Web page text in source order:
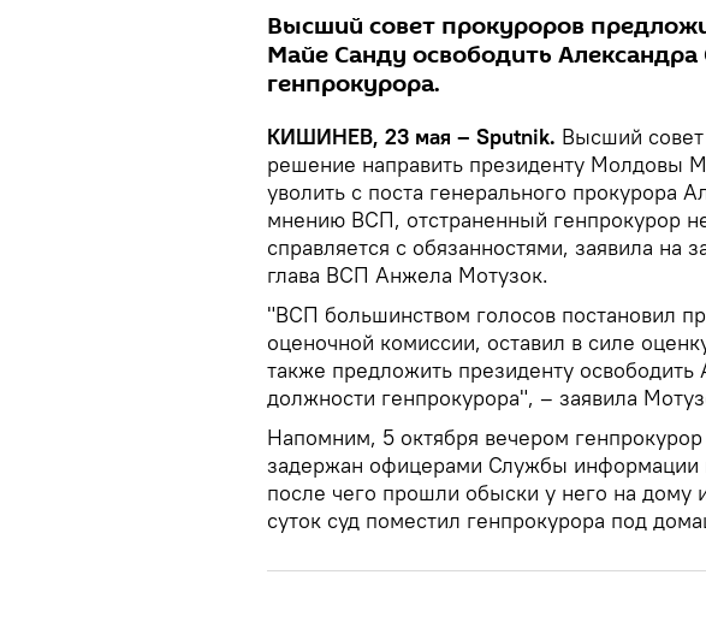
Высший совет прокуроров
Майе Санду освободить
генпрокурора.
КИШИНЕВ, 23 мая – Sputnik. Высший
решение направить президенту Молдовы
уволить с поста генерального прокурора
мнению ВСП, отстраненный генпрокурор
справляется с обязанностями, заявила на
глава ВСП Анжела Мотузок.
"ВСП большинством голосов постановил
оценочной комиссии, оставил в силе
также предложить президенту освободить
должности генпрокурора", – заявила
Напомним, 5 октября вечером
задержан офицерами Службы информации
после чего прошли обыски у него на дому
суток суд поместил генпрокурора под